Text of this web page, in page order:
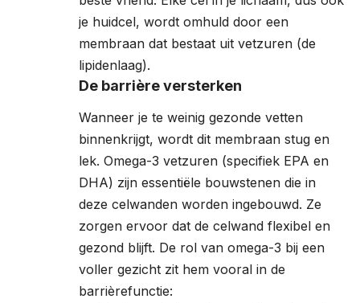
je huidcel, wordt omhuld door een
membraan dat bestaat uit vetzuren (de
lipidenlaag).
De barrière versterken
Wanneer je te weinig gezonde vetten
binnenkrijgt, wordt dit membraan stug en
lek. Omega-3 vetzuren (specifiek EPA en
DHA) zijn essentiële bouwstenen die in
deze celwanden worden ingebouwd. Ze
zorgen ervoor dat de celwand flexibel en
gezond blijft. De rol van omega-3 bij een
voller gezicht zit hem vooral in de
barrièrefunctie: